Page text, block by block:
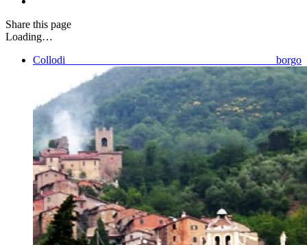
Share this page
Loading…
Collodi borgo